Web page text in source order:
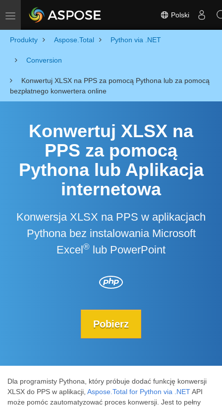
Toggle navigation Polski
Produkty Aspose.Total Python via .NET
Conversion
Konwertuj XLSX na PPS za pomocą Pythona lub za pomocą
bezpłatnego konwertera online
Konwertuj XLSX na
PPS za pomocą
Pythona lub Aplikacja
internetowa
Konwersja XLSX na PPS w aplikacjach
Pythona bez instalowania Microsoft
Excel® lub PowerPoint
Pobierz
Dla programisty Pythona, który próbuje dodać funkcję konwersji
XLSX do PPS w aplikacji, Aspose.Total for Python via .NETAPI
może pomóc zautomatyzować proces konwersji. Jest to pełny